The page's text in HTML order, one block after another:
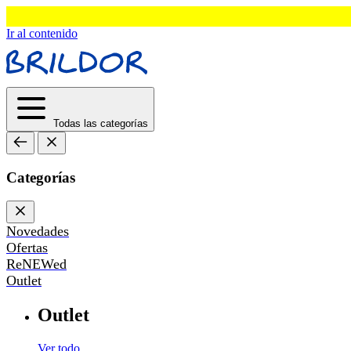
Ir al contenido
Todas las categorías
Categorías
Novedades
Ofertas
ReNEWed
Outlet
Outlet